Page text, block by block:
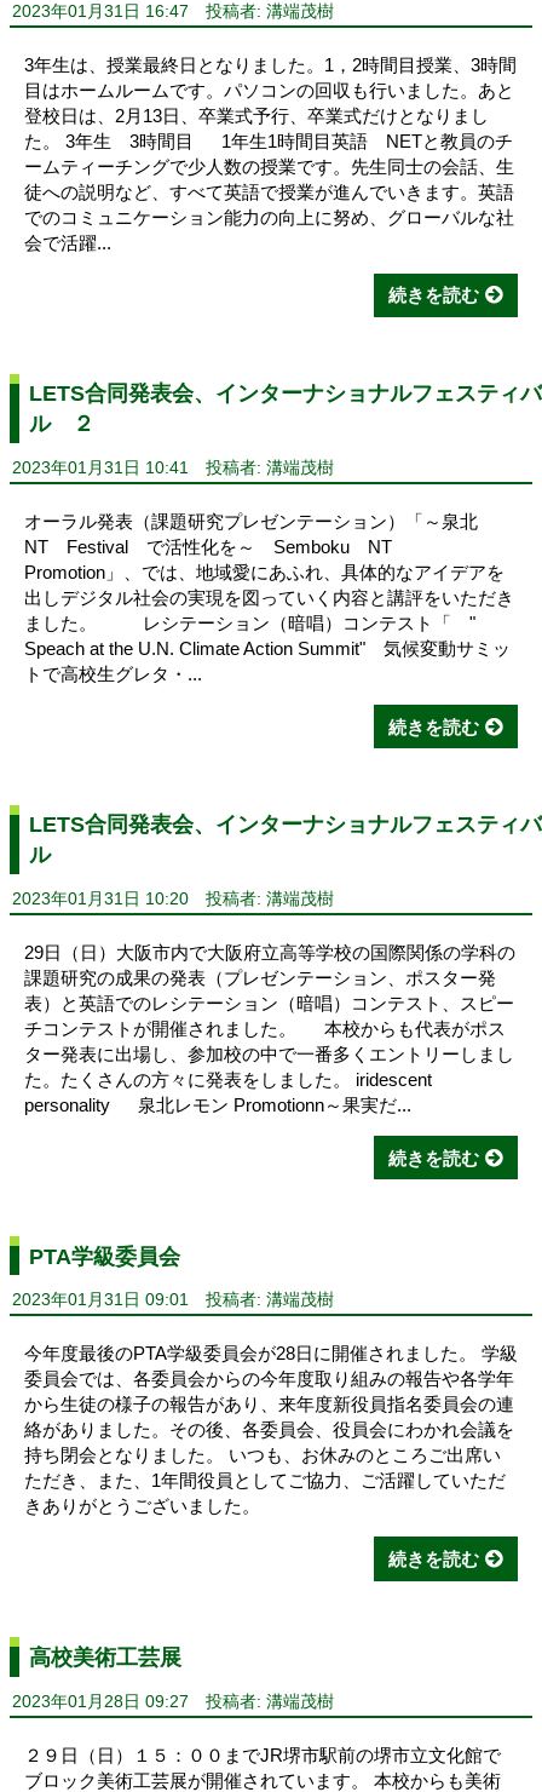
2023年01月31日 16:47 投稿者: 溝端茂樹
3年生は、授業最終日となりました。1，2時間目授業、3時間
目はホームルームです。パソコンの回収も行いました。あと
登校日は、2月13日、卒業式予行、卒業式だけとなりまし
た。 3年生 3時間目 1年生1時間目英語 NETと教員のチ
ームティーチングで少人数の授業です。先生同士の会話、生
徒への説明など、すべて英語で授業が進んでいきます。英語
でのコミュニケーション能力の向上に努め、グローバルな社
会で活躍...
続きを読む
LETS合同発表会、インターナショナルフェスティバ
ル ２
2023年01月31日 10:41 投稿者: 溝端茂樹
オーラル発表（課題研究プレゼンテーション）「～泉北
NT Festival で活性化を～ Semboku NT
Promotion」、では、地域愛にあふれ、具体的なアイデアを
出しデジタル社会の実現を図っていく内容と講評をいただき
ました。 レシテーション（暗唱）コンテスト「 "
Speach at the U.N. Climate Action Summit" 気候変動サミッ
トで高校生グレタ・...
続きを読む
LETS合同発表会、インターナショナルフェスティバ
ル
2023年01月31日 10:20 投稿者: 溝端茂樹
29日（日）大阪市内で大阪府立高等学校の国際関係の学科の
課題研究の成果の発表（プレゼンテーション、ポスター発
表）と英語でのレシテーション（暗唱）コンテスト、スピー
チコンテストが開催されました。 本校からも代表がポス
ター発表に出場し、参加校の中で一番多くエントリーしまし
た。たくさんの方々に発表をしました。 iridescent
personality 泉北レモン Promotionn～果実だ...
続きを読む
PTA学級委員会
2023年01月31日 09:01 投稿者: 溝端茂樹
今年度最後のPTA学級委員会が28日に開催されました。 学級
委員会では、各委員会からの今年度取り組みの報告や各学年
から生徒の様子の報告があり、来年度新役員指名委員会の連
絡がありました。その後、各委員会、役員会にわかれ会議を
持ち閉会となりました。 いつも、お休みのところご出席い
ただき、また、1年間役員としてご協力、ご活躍していただ
きありがとうございました。
続きを読む
高校美術工芸展
2023年01月28日 09:27 投稿者: 溝端茂樹
２９日（日）１５：００までJR堺市駅前の堺市立文化館で
ブロック美術工芸展が開催されています。 本校からも美術